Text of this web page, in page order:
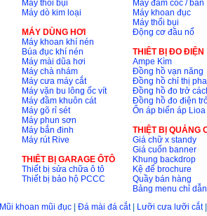
Máy thổi bụi
Máy dò kim loại
MÁY DÙNG HƠI
Máy khoan khí nén
Búa đục khí nén
Máy mài dũa hơi
Máy chà nhám
Máy cưa máy cắt
Máy vặn bu lông ốc vít
Máy đầm khuôn cát
Máy gõ rỉ sét
Máy phun sơn
Máy bắn đinh
Máy rút Rive
THIÊT BỊ GARAGE ÔTÔ
Thiết bị sửa chữa ô tô
Thiết bị bảo hộ PCCC
Máy đầm cóc / bàn
Máy khoan đục
Máy thổi bụi
Động cơ đầu nổ
THIÊT BỊ ĐO ĐIỆN
Ampe Kìm
Đồng hồ vạn năng
Đồng hồ chỉ thị pha
Đồng hồ đo trở
Đồng hồ đo điện
Ổn áp biến áp Lioa
THIỆT BỊ QUẢNG
Giá chữ x standy
Giá cuốn banner
Khung backdrop
Kệ để brochure
Quầy bán hàng
Bảng menu chỉ dẫn
Mũi khoan mũi đục Đá mài đá cắt| Lưỡi cưa lưỡi cắt